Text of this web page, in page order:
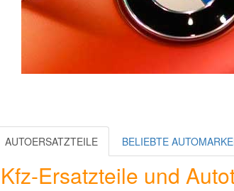
AUTOERSATZTEILE BELIEBTE
Kfz-Ersatzteile und